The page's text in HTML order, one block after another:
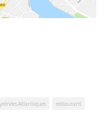
Atlantiques
restaurant